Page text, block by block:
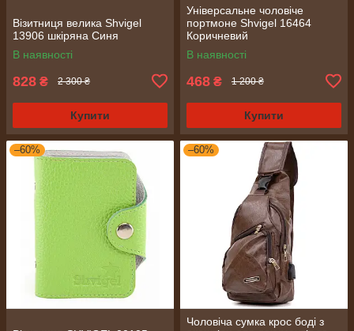
Візитниця велика Shvigel
13906 шкіряна Синя
В наявності
828 ₴ 2 300 ₴
Купити
Універсальне чоловіче
портмоне Shvigel 16464
Коричневий
В наявності
468 ₴ 1 200 ₴
Купити
–60% –60%
Чоловіча сумка крос боді з